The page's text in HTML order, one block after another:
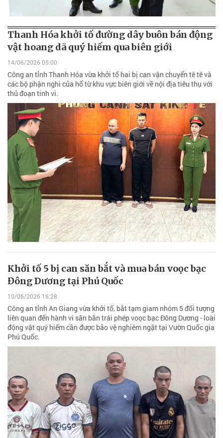
Thanh Hóa khởi tố đường dây buôn bán động
vật hoang dã quý hiếm qua biên giới
14/06/2026 05:00
Công an tỉnh Thanh Hóa vừa khởi tố hai bị can vận chuyển tê tê và
các bộ phận nghi của hổ từ khu vực biên giới về nội địa tiêu thụ với
thủ đoạn tinh vi.
Khởi tố 5 bị can săn bắt và mua bán voọc bạc
Đông Dương tại Phú Quốc
10/06/2026 16:28
Công an tỉnh An Giang vừa khởi tố, bắt tạm giam nhóm 5 đối tượng
liên quan đến hành vi săn bắn trái phép voọc bạc Đông Dương - loài
động vật quý hiếm cần được bảo vệ nghiêm ngặt tại Vườn Quốc gia
Phú Quốc.